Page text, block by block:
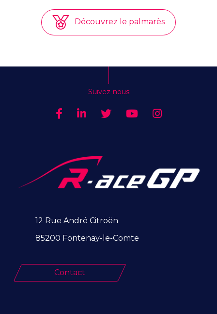
Découvrez le palmarès
Suivez-nous
12 Rue André Citroën
85200 Fontenay-le-Comte
Contact